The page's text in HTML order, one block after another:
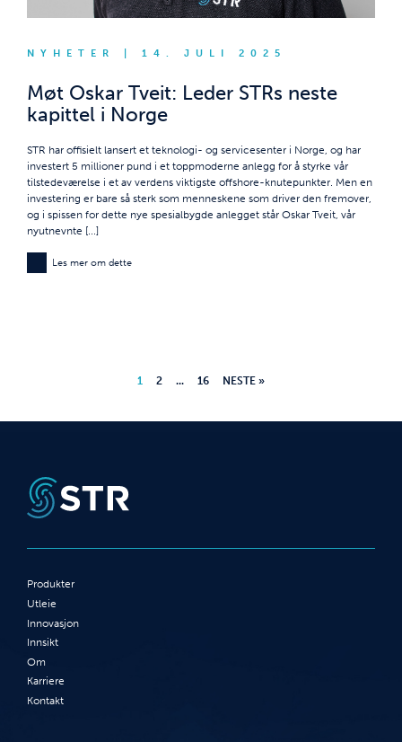
NYHETER | 14. JULI 2025
Møt Oskar Tveit: Leder STRs neste
kapittel i Norge
STR har offisielt lansert et teknologi- og servicesenter i Norge, og har
investert 5 millioner pund i et toppmoderne anlegg for å styrke vår
tilstedeværelse i et av verdens viktigste offshore-knutepunkter. Men en
investering er bare så sterk som menneskene som driver den fremover,
og i spissen for dette nye spesialbygde anlegget står Oskar Tveit, vår
nyutnevnte [...]
Les mer om dette
1 2 ... 16 NESTE »
Produkter
Utleie
Innovasjon
Innsikt
Om
Karriere
Kontakt